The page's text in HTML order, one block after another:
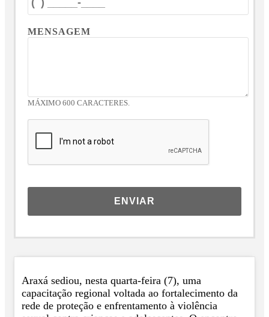
MENSAGEM
MÁXIMO 600 CARACTERES.
ENVIAR
Araxá sediou, nesta quarta-feira (7), uma
capacitação regional voltada ao fortalecimento da
rede de proteção e enfrentamento à violência